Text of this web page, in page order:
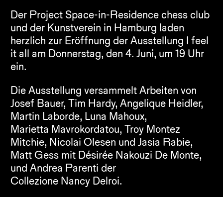
Der Project Space-in-Residence chess club
und der Kunstverein in Hamburg laden
herzlich zur Eröffnung der Ausstellung I feel
it all am Donnerstag, den 4. Juni, um 19 Uhr
ein.
Die Ausstellung versammelt Arbeiten von
Josef Bauer, Tim Hardy, Angelique Heidler,
Martin Laborde, Luna Mahoux,
Marietta Mavrokordatou, Troy Montez
Mitchie, Nicolai Olesen und Jasia Rabie,
Matt Gess mit Désirée Nakouzi De Monte,
und Andrea Parenti der
Collezione Nancy Delroi.